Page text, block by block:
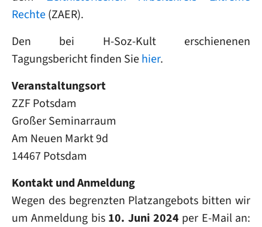
Rechte(ZAER).
Den bei H-Soz-Kult erschienenen
Tagungsbericht finden Siehier.
Veranstaltungsort
ZZF Potsdam
Großer Seminarraum
Am Neuen Markt 9d
14467 Potsdam
Kontakt und Anmeldung
Wegen des begrenzten Platzangebots bitten wir
um Anmeldung bis 10. Juni 2024 per E-Mail an: